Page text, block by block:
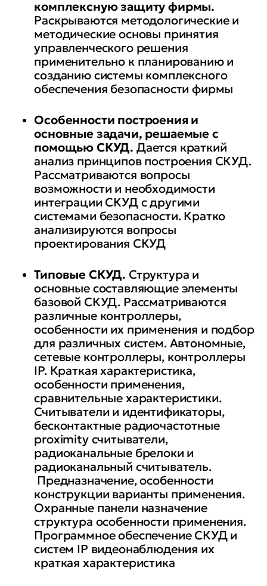
комплексную защиту фирмы.
Раскрываются методологические и
методические основы принятия
управленческого решения
применительно к планированию и
созданию системы комплексного
обеспечения безопасности фирмы
Особенности построения и
основные задачи, решаемые с
помощью СКУД. Дается краткий
анализ принципов построения СКУД.
Рассматриваются вопросы
возможности и необходимости
интеграции СКУД с другими
системами безопасности. Кратко
анализируются вопросы
проектирования СКУД
Типовые СКУД. Структура и
основные составляющие элементы
базовой СКУД. Рассматриваются
различные контроллеры,
особенности их применения и подбор
для различных систем. Автономные,
сетевые контроллеры, контроллеры
IP. Краткая характеристика,
особенности применения,
сравнительные характеристики.
Считыватели и идентификаторы,
бесконтактные радиочастотные
proximity считыватели,
радиоканальные брелоки и
радиоканальный считыватель.
Предназначение, особенности
конструкции варианты применения.
Охранные панели назначение
структура особенности применения.
Программное обеспечение СКУД и
систем IP видеонаблюдения их
краткая характеристика